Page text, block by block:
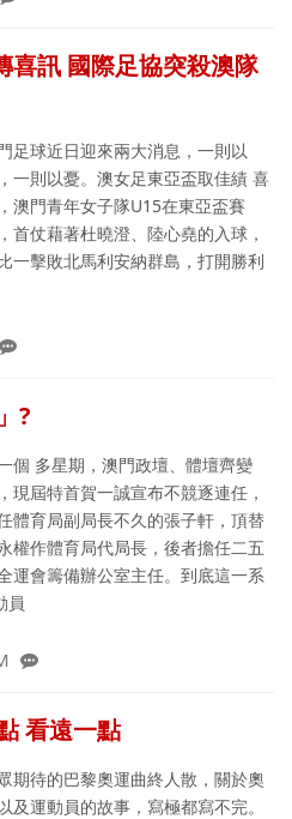
喜訊 國際足協突殺澳隊
足球近日迎來兩大消息，一則以
一則以憂。澳女足東亞盃取佳績 喜
澳門青年女子隊U15在東亞盃賽
首仗藉著杜曉澄、陸心堯的入球，
一擊敗北馬利安納群島，打開勝利
?
個 多星期，澳門政壇、體壇齊變
現屆特首賀一誠宣布不競逐連任，
體育局副局長不久的張子軒，頂替
權作體育局代局長，後者擔任二五
運會籌備辦公室主任。到底這一系
員
看遠一點
期待的巴黎奧運曲終人散，關於奧
及運動員的故事，寫極都寫不完。